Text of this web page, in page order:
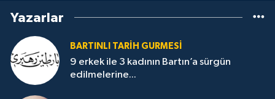
Yazarlar
BARTINLI TARIH GURMESI
9 erkek ile 3 kadının Bartın’a sürgün
edilmelerine...